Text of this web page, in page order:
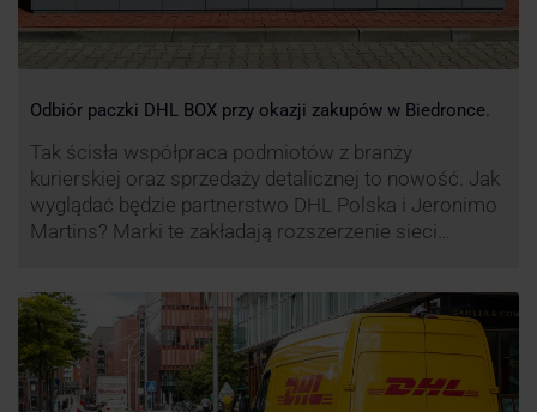
Odbiór paczki DHL BOX przy okazji zakupów w Biedronce.
Tak ścisła współpraca podmiotów z branży
kurierskiej oraz sprzedaży detalicznej to nowość. Jak
wyglądać będzie partnerstwo DHL Polska i Jeronimo
Martins? Marki te zakładają rozszerzenie sieci